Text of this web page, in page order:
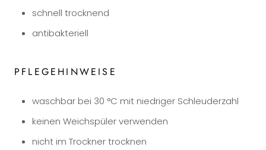
schnell trocknend
antibakteriell
PFLEGEHINWEISE
waschbar bei 30 °C mit niedriger Schleuderzahl
keinen Weichspüler verwenden
nicht im Trockner trocknen